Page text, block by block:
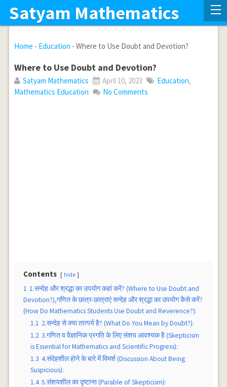
Satyam Mathematics
Home - Education - Where to Use Doubt and Devotion?
Where to Use Doubt and Devotion?
Satyam Mathematics April 10, 2023 Education,
Mathematics Education
No Comments
Contents hide
1 1.सन्देह और श्रद्धा का उपयोग कहां करें? (Where to Use Doubt and
Devotion?),गणित के छात्र-छात्राएं सन्देह और श्रद्धा का उपयोग कैसे करें?
(How Do Mathematics Students Use Doubt and Reverence?):
1.1 2.सन्देह से क्या तात्पर्य है? (What Do You Mean by Doubt?):
1.2 3.गणित व वैज्ञानिक प्रगति के लिए संशय आवश्यक है (Skepticism
is Essential for Mathematics and Scientific Progress):
1.3 4.संदेहशील होने के बारे में विमर्श (Discussion About Being
Suspicious):
1.4 5.संशयशील का दृष्टान्त (Parable of Skepticism):